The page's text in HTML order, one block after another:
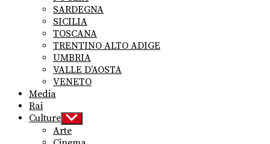
SARDEGNA
SICILIA
TOSCANA
TRENTINO ALTO ADIGE
UMBRIA
VALLE D’AOSTA
VENETO
Media
Rai
Culture Show
sub
menu
Arte